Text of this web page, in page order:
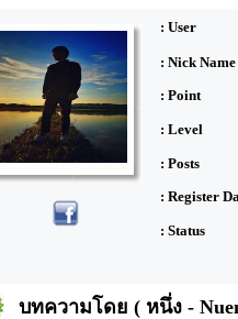
: User
: Nick Name
: Point
: Level
: Posts
: Register
: Status
บทความโดย ( หนึ่ง -